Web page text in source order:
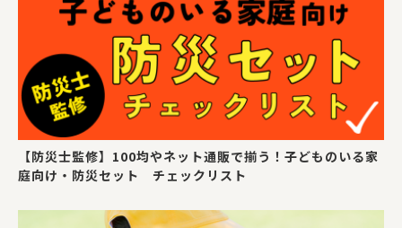
【防災士監修】100均やネット通販で揃う！子どものいる家
庭向け・防災セット チェックリスト